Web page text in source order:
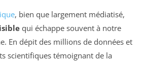
, bien que largement médiatisé,
qui échappe souvent à notre
En dépit des millions de données et
scientifiques témoignant de la